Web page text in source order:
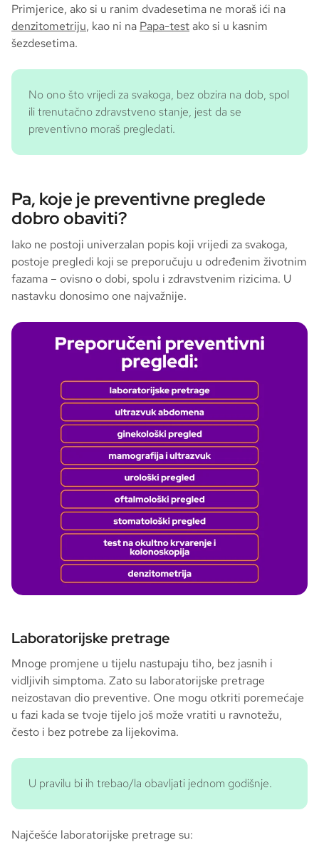
Primjerice, ako si u ranim dvadesetima ne moraš ići na
denzitometriju, kao ni na Papa-testako si u kasnim
šezdesetima.
No ono što vrijedi za svakoga, bez obzira na dob, spol
ili trenutačno zdravstveno stanje, jest da se
preventivno moraš pregledati.
Pa, koje je preventivne preglede
dobro obaviti?
Iako ne postoji univerzalan popis koji vrijedi za svakoga,
postoje pregledi koji se preporučuju u određenim životnim
fazama – ovisno o dobi, spolu i zdravstvenim rizicima. U
nastavku donosimo one najvažnije.
Laboratorijske pretrage
Mnoge promjene u tijelu nastupaju tiho, bez jasnih i
vidljivih simptoma. Zato su laboratorijske pretrage
neizostavan dio preventive. One mogu otkriti poremećaje
u fazi kada se tvoje tijelo još može vratiti u ravnotežu,
često i bez potrebe za lijekovima.
U pravilu bi ih trebao/la obavljati jednom godišnje.
Najčešće laboratorijske pretrage su: